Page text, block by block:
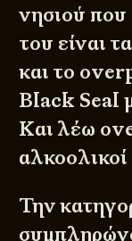
νησιού που
του είναι
και το
Black Seal
Και λέω
Την